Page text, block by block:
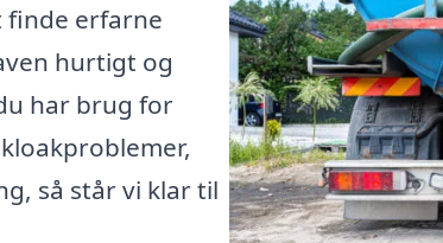
finde erfarne
hurtigt og
har brug for
så står vi klar til